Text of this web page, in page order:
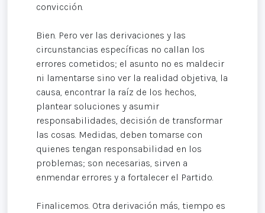
convicción.
Bien. Pero ver las derivaciones y las
circunstancias específicas no callan los
errores cometidos; el asunto no es maldecir
ni lamentarse sino ver la realidad objetiva, la
causa, encontrar la raíz de los hechos,
plantear soluciones y asumir
responsabilidades, decisión de transformar
las cosas. Medidas, deben tomarse con
quienes tengan responsabilidad en los
problemas; son necesarias, sirven a
enmendar errores y a fortalecer el Partido.
Finalicemos. Otra derivación más, tiempo es